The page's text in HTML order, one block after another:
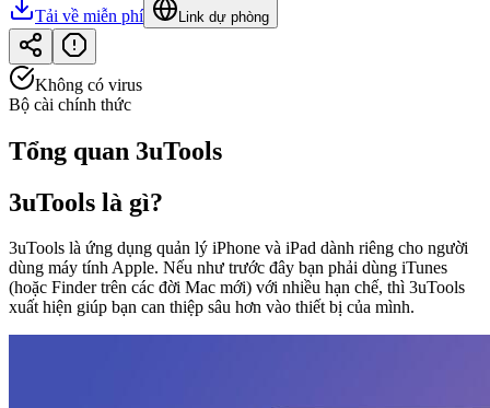
Tải về miễn phí Link dự phòng
Không có virus
Bộ cài chính thức
Tổng quan 3uTools
3uTools là gì?
3uTools là ứng dụng quản lý iPhone và iPad dành riêng cho người
dùng máy tính Apple. Nếu như trước đây bạn phải dùng iTunes
(hoặc Finder trên các đời Mac mới) với nhiều hạn chế, thì 3uTools
xuất hiện giúp bạn can thiệp sâu hơn vào thiết bị của mình.